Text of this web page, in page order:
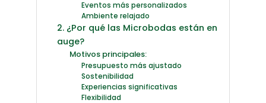
Eventos más personalizados
Ambiente relajado
2. ¿Por qué las Microbodas están en
auge?
Motivos principales:
Presupuesto más ajustado
Sostenibilidad
Experiencias significativas
Flexibilidad